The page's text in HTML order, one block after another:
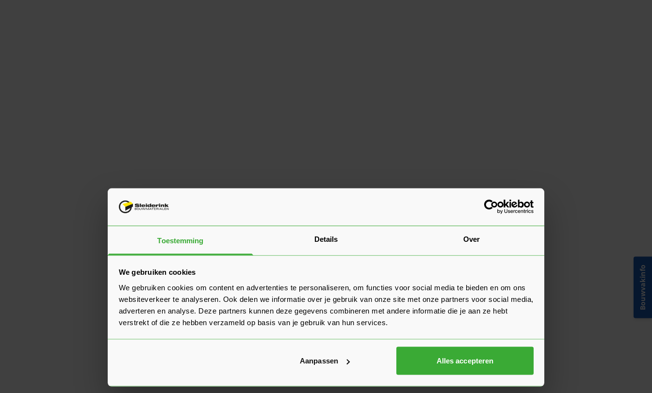
Toestemming Details Over
We gebruiken cookies
We gebruiken cookies om content en advertenties te personaliseren, om functies voor social media te bieden en om ons
websiteverkeer te analyseren. Ook delen we informatie over je gebruik van onze site met onze partners voor social media,
adverteren en analyse. Deze partners kunnen deze gegevens combineren met andere informatie die je aan ze hebt
verstrekt of die ze hebben verzameld op basis van je gebruik van hun services.
Aanpassen Alles accepteren
Bouwvakinfo